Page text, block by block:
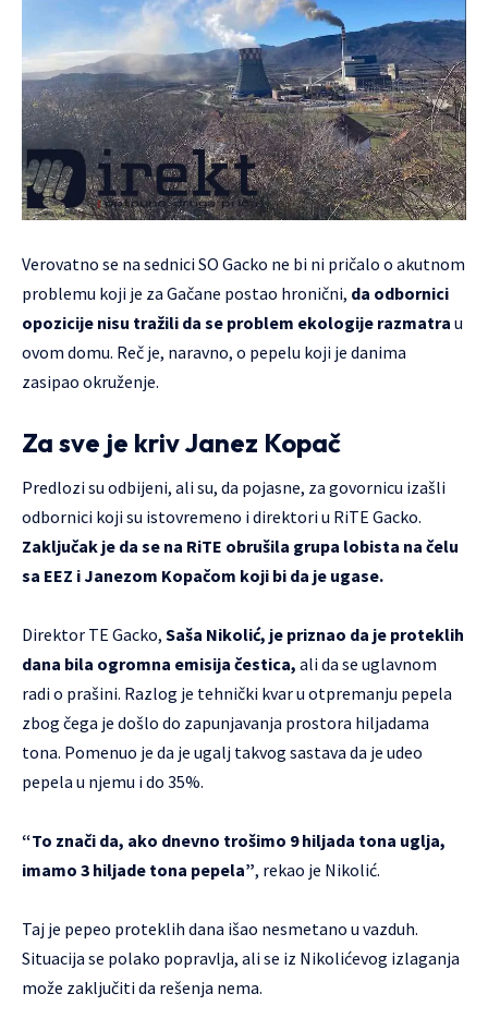
Verovatno se na sednici SO Gacko ne bi ni pričalo o akutnom
problemu koji je za Gačane postao hronični, da odbornici
opozicije nisu tražili da se problem ekologije razmatra u
ovom domu. Reč je, naravno, o pepelu koji je danima
zasipao okruženje.
Za sve je kriv Janez Kopač
Predlozi su odbijeni, ali su, da pojasne, za govornicu izašli
odbornici koji su istovremeno i direktori u RiTE Gacko.
Zaključak je da se na RiTE obrušila grupa lobista na čelu
sa EEZ i Janezom Kopačom koji bi da je ugase.
Direktor TE Gacko, Saša Nikolić, je priznao da je proteklih
dana bila ogromna emisija čestica, ali da se uglavnom
radi o prašini. Razlog je tehnički kvar u otpremanju pepela
zbog čega je došlo do zapunjavanja prostora hiljadama
tona. Pomenuo je da je ugalj takvog sastava da je udeo
pepela u njemu i do 35%.
“To znači da, ako dnevno trošimo 9 hiljada tona uglja,
imamo 3 hiljade tona pepela”, rekao je Nikolić.
Taj je pepeo proteklih dana išao nesmetano u vazduh.
Situacija se polako popravlja, ali se iz Nikolićevog izlaganja
može zaključiti da rešenja nema.